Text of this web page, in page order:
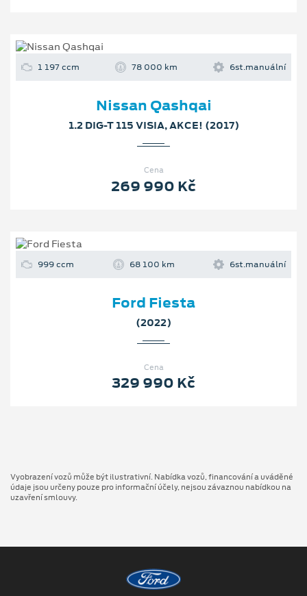
1 197 ccm 78 000 km 6st.manuální
Nissan Qashqai
1.2 DIG-T 115 VISIA, AKCE! (2017)
Cena
269 990 Kč
999 ccm 68 100 km 6st.manuální
Ford Fiesta
(2022)
Cena
329 990 Kč
Vyobrazení vozů může být ilustrativní. Nabídka vozů, financování a uváděné
údaje jsou určeny pouze pro informační účely, nejsou závaznou nabídkou na
uzavření smlouvy.